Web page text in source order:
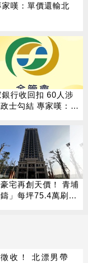
嘆：單價還輸北
銀行收回扣 60人涉
士勾結 專家嘆：徹
流成河
宅再創天價！ 青埔
鑄」每坪75.4萬刷新
收！ 北漂男帶